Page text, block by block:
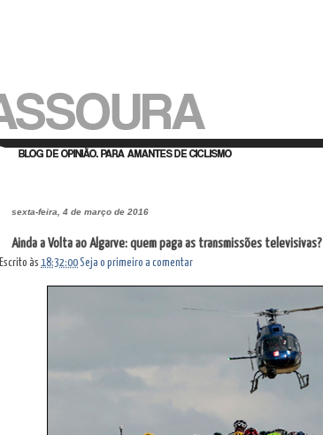
sexta-feira, 4 de março de 2016
Ainda a Volta ao Algarve: quem paga as transmissões televisivas?
Escrito às 18:32:00 Seja o primeiro a comentar